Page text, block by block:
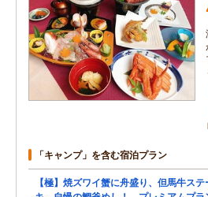
「キャンプ」を含む宿泊プラン
【極】焼ズワイ蟹に舟盛り、但馬牛ステ